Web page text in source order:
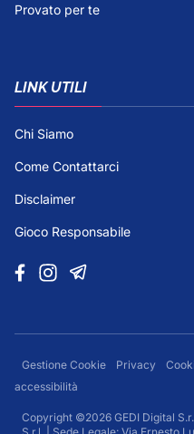
Provato per te
LINK UTILI
Chi Siamo
Come Contattarci
Disclaimer
Gioco Responsabile
Gestione Cookie Privacy
accessibilità
Copyright ©2026 GEDI Digital